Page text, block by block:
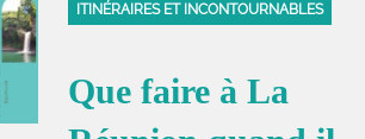
ITINÉRAIRES ET INCONTOURNABLES
Que faire à La